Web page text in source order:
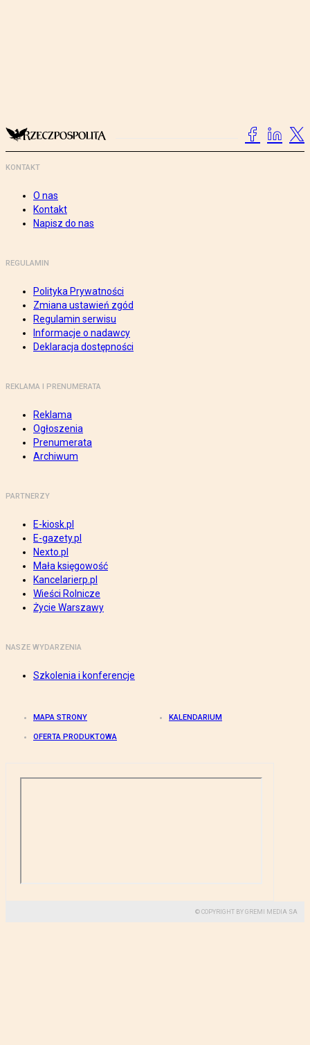
KONTAKT
O nas
Kontakt
Napisz do nas
REGULAMIN
Polityka Prywatności
Zmiana ustawień zgód
Regulamin serwisu
Informacje o nadawcy
Deklaracja dostępności
REKLAMA I PRENUMERATA
Reklama
Ogłoszenia
Prenumerata
Archiwum
PARTNERZY
E-kiosk.pl
E-gazety.pl
Nexto.pl
Mała księgowość
Kancelarierp.pl
Wieści Rolnicze
Życie Warszawy
NASZE WYDARZENIA
Szkolenia i konferencje
MAPA STRONY KALENDARIUM
OFERTA PRODUKTOWA
© COPYRIGHT BY GREMI MEDIA SA